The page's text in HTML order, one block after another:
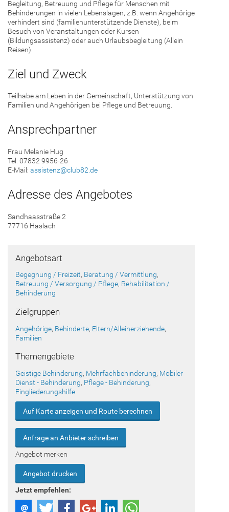
Begleitung, Betreuung und Pflege für Menschen mit
Behinderungen in vielen Lebenslagen, z.B. wenn Angehörige
verhindert sind (familienunterstützende Dienste), beim
Besuch von Veranstaltungen oder Kursen
(Bildungsassistenz) oder auch Urlaubsbegleitung (Allein
Reisen).
Ziel und Zweck
Teilhabe am Leben in der Gemeinschaft, Unterstützung von
Familien und Angehörigen bei Pflege und Betreuung.
Ansprechpartner
Frau Melanie Hug
Tel: 07832 9956-26
E-Mail: assistenz@club82.de
Adresse des Angebotes
Sandhaasstraße 2
77716 Haslach
Angebotsart
Begegnung / Freizeit, Beratung / Vermittlung,
Betreuung / Versorgung / Pflege, Rehabilitation /
Behinderung
Zielgruppen
Angehörige, Behinderte, Eltern/Alleinerziehende,
Familien
Themengebiete
Geistige Behinderung, Mehrfachbehinderung, Mobiler
Dienst - Behinderung, Pflege - Behinderung,
Eingliederungshilfe
Auf Karte anzeigen und Route berechnen
Anfrage an Anbieter schreiben
Angebot merken
Angebot drucken
Jetzt empfehlen: